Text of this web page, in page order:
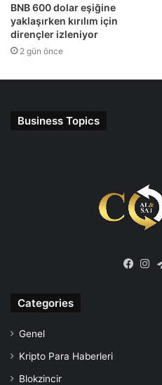
BNB 600 dolar eşiğine
yaklaşırken kırılım için
dirençler izleniyor
2 gün önce
Business Topics
Categories
Genel
Kripto Para Haberleri
Blokzincir